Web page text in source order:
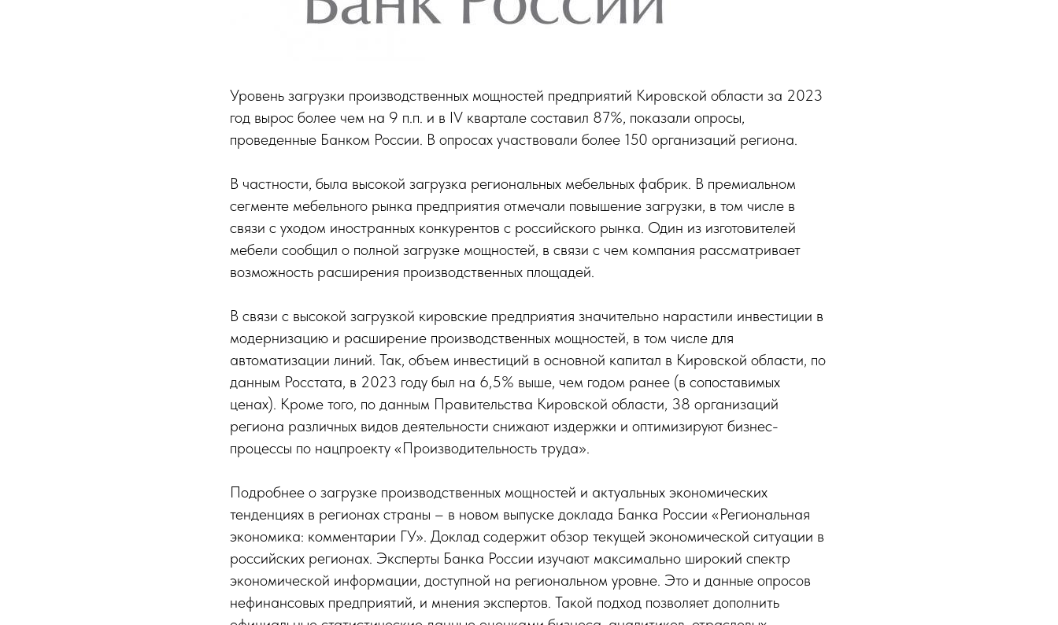
Уровень загрузки производственных мощностей предприятий Кировской области за 2023
год вырос более чем на 9 п.п. и в IV квартале составил 87%, показали опросы,
проведенные Банком России. В опросах участвовали более 150 организаций региона.
В частности, была высокой загрузка региональных мебельных фабрик. В премиальном
сегменте мебельного рынка предприятия отмечали повышение загрузки, в том числе в
связи с уходом иностранных конкурентов с российского рынка. Один из изготовителей
мебели сообщил о полной загрузке мощностей, в связи с чем компания рассматривает
возможность расширения производственных площадей.
В связи с высокой загрузкой кировские предприятия значительно нарастили инвестиции в
модернизацию и расширение производственных мощностей, в том числе для
автоматизации линий. Так, объем инвестиций в основной капитал в Кировской области, по
данным Росстата, в 2023 году был на 6,5% выше, чем годом ранее (в сопоставимых
ценах). Кроме того, по данным Правительства Кировской области, 38 организаций
региона различных видов деятельности снижают издержки и оптимизируют бизнес-
процессы по нацпроекту «Производительность труда».
Подробнее о загрузке производственных мощностей и актуальных экономических
тенденциях в регионах страны – в новом выпуске доклада Банка России «Региональная
экономика: комментарии ГУ». Доклад содержит обзор текущей экономической ситуации в
российских регионах. Эксперты Банка России изучают максимально широкий спектр
экономической информации, доступной на региональном уровне. Это и данные опросов
нефинансовых предприятий, и мнения экспертов. Такой подход позволяет дополнить